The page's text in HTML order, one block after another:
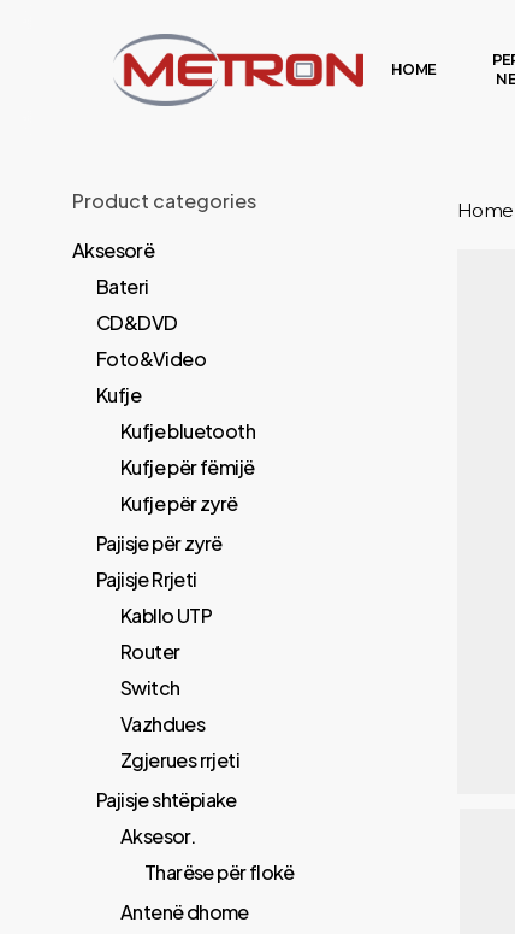
HOME
Product categories
Aksesorë
Bateri
CD&DVD
Foto&Video
Kufje
Kufje bluetooth
Kufje për fëmijë
Kufje për zyrë
Pajisje për zyrë
Pajisje Rrjeti
Kabllo UTP
Router
Switch
Vazhdues
Zgjerues rrjeti
Pajisje shtëpiake
Aksesor.
Tharëse për flokë
Antenë dhome
Home